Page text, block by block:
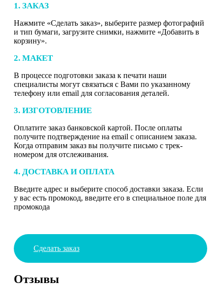
1. ЗАКАЗ
Нажмите «Сделать заказ», выберите размер фотографий
и тип бумаги, загрузите снимки, нажмите «Добавить в
корзину».
2. МАКЕТ
В процессе подготовки заказа к печати наши
специалисты могут связаться с Вами по указанному
телефону или email для согласования деталей.
3. ИЗГОТОВЛЕНИЕ
Оплатите заказ банковской картой. После оплаты
получите подтверждение на email с описанием заказа.
Когда отправим заказ вы получите письмо с трек-
номером для отслеживания.
4. ДОСТАВКА И ОПЛАТА
Введите адрес и выберите способ доставки заказа. Если
у вас есть промокод, введите его в специальное поле для
промокода
Сделать заказ
Отзывы